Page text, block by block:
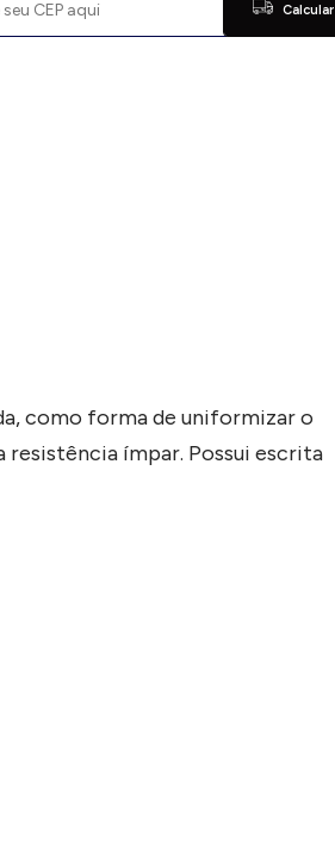
Calcular
como forma de uniformizar o
resistência ímpar. Possui escrita